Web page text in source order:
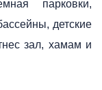
парковки,
детские
зал, хамам и